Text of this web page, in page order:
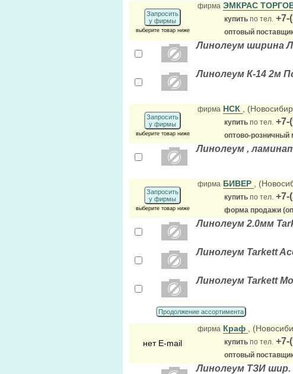
Запросить
у фирмы
выберите товар ниже
фирма ЭМКРАС
купить по тел. +7-
оптовый
Линолеум ширина
Линолеум К-14 2м
Запросить
у фирмы
выберите товар ниже
фирма НСК ,
купить по тел. +7-
оптово-розничный
Линолеум ,
Запросить
у фирмы
выберите товар ниже
фирма БИВЕР ,
купить по тел. +7-
форма продажи
Линолеум 2.0мм
Линолеум Tarkett
Линолеум Tarkett
Продолжение ассортимента
нет E-mail
фирма Краф ,
купить по тел. +7-
оптовый
Линолеум ТЗИ шир.